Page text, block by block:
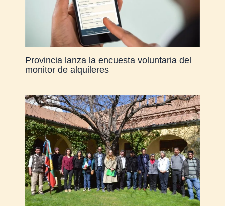
Provincia lanza la encuesta voluntaria del
monitor de alquileres